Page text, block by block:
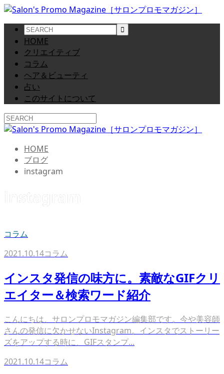
HOME
クリエイティブ
コラム
ヘア＆ビューティ
占い
このサイトについて
HOME
ブログ
instagram
instagram
コラム
2021.10.14コラム
インスタ発信の味方に。素敵なGIFクリ
エイター＆検索ワード紹介
こんにちは、サロンプロモマガジン編集部です。今や美容師
さんの発信に欠かせないInstagram。インスタでストーリー
ズをアップする時に、GIFスタンプ...
2021.10.14コラム